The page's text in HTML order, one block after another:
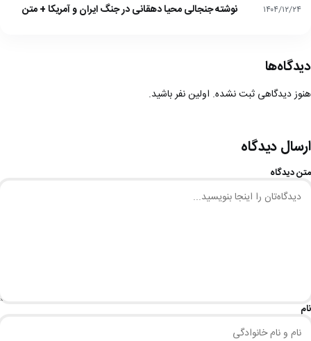
۱۴۰۴/۱۲/۲۴ نوشته جنجالی محیا دهقانی در جنگ ایران و آمریکا + متن
دیدگاه‌ها
هنوز دیدگاهی ثبت نشده. اولین نفر باشید.
ارسال دیدگاه
متن دیدگاه
نام